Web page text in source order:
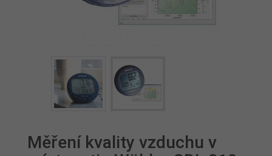
Měření kvality vzduchu v